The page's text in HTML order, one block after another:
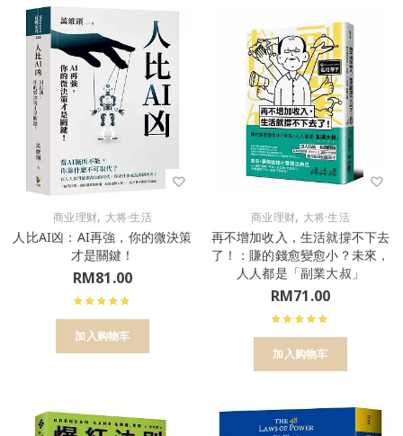
商业理财, 大将·生活
人比AI凶：AI再強，你的微決策
才是關鍵！
RM81.00
加入购物车
商业理财, 大将·生活
再不增加收入，生活就撐不下去
了！：賺的錢愈變愈小？未來，
人人都是「副業大叔」
RM71.00
加入购物车